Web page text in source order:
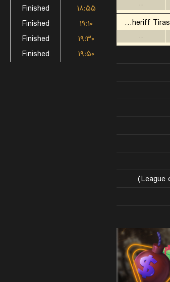
Finished
۱۸:۵۵
Finished
۱۹:۱۰
Finished
۱۹:۳۰
Finished ۱۹:۵۰